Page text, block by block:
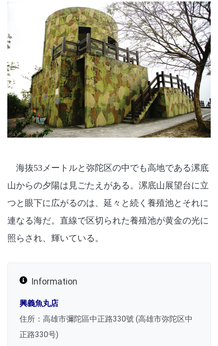
海抜53メートルと弥陀区の中でも高地である漯底
山からの夕陽は見ごたえがある。漯底山展望台に立
つと眼下に広がるのは、延々と続く養殖池とそれに
連なる海だ。直線で区切られた養殖池が黄金の光に
照らされ、輝いている。
Information
興義魚丸店
住所：高雄市彌陀區中正路330號 (高雄市弥陀区中
正路330号)